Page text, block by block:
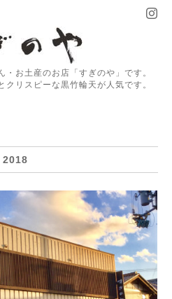
お土産のお店「すぎのや」です。
リスピーな黒竹輪天が人気です。
2018